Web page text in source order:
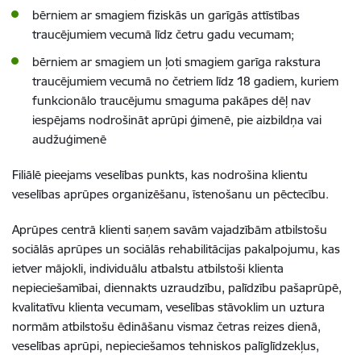
bērniem ar smagiem fiziskās un garīgās attīstības
traucējumiem vecumā līdz četru gadu vecumam;
bērniem ar smagiem un ļoti smagiem garīga rakstura
traucējumiem vecumā no četriem līdz 18 gadiem, kuriem
funkcionālo traucējumu smaguma pakāpes dēļ nav
iespējams nodrošināt aprūpi ģimenē, pie aizbildņa vai
audžuģimenē
Filiālē pieejams veselības punkts, kas nodrošina klientu
veselības aprūpes organizēšanu, īstenošanu un pēctecību.
Aprūpes centrā klienti saņem savām vajadzībām atbilstošu
sociālās aprūpes un sociālās rehabilitācijas pakalpojumu, kas
ietver mājokli, individuālu atbalstu atbilstoši klienta
nepieciešamībai, diennakts uzraudzību, palīdzību pašaprūpē,
kvalitatīvu klienta vecumam, veselības stāvoklim un uztura
normām atbilstošu ēdināšanu vismaz četras reizes dienā,
veselības aprūpi, nepieciešamos tehniskos palīglīdzekļus,